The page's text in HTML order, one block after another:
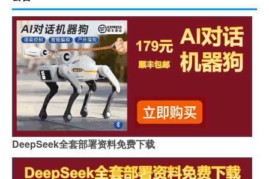
DeepSeek全套部署资料免费下载